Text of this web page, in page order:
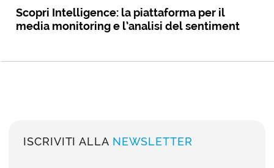
Scopri Intelligence: la piattaforma per il
media monitoring e l’analisi del sentiment
ISCRIVITI ALLA NEWSLETTER